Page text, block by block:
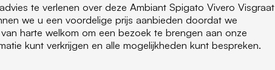
te verlenen over deze Ambiant Spigato Vivero Visgraat
we u een voordelige prijs aanbieden doordat we
harte welkom om een bezoek te brengen aan onze
kunt verkrijgen en alle mogelijkheden kunt bespreken.